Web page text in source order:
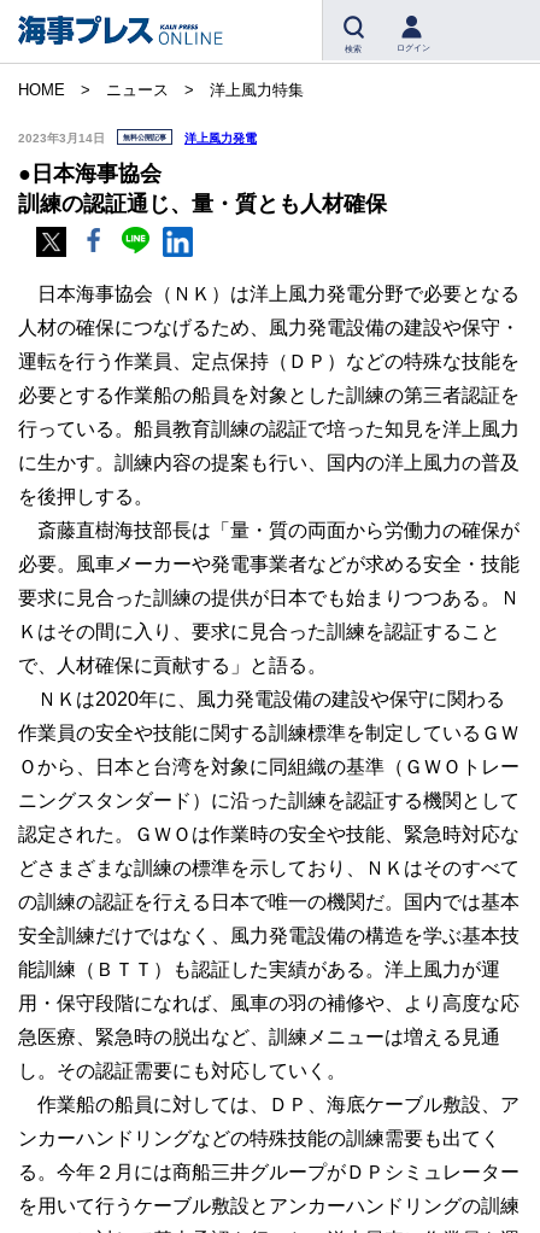
検索 ログイン
HOME ニュース 洋上風力特集
2023年3月14日 無料公開記事 洋上風力発電
●日本海事協会
訓練の認証通じ、量・質とも人材確保
日本海事協会（ＮＫ）は洋上風力発電分野で必要となる
人材の確保につなげるため、風力発電設備の建設や保守・
運転を行う作業員、定点保持（ＤＰ）などの特殊な技能を
必要とする作業船の船員を対象とした訓練の第三者認証を
行っている。船員教育訓練の認証で培った知見を洋上風力
に生かす。訓練内容の提案も行い、国内の洋上風力の普及
を後押しする。
斎藤直樹海技部長は「量・質の両面から労働力の確保が
必要。風車メーカーや発電事業者などが求める安全・技能
要求に見合った訓練の提供が日本でも始まりつつある。Ｎ
Ｋはその間に入り、要求に見合った訓練を認証すること
で、人材確保に貢献する」と語る。
ＮＫは2020年に、風力発電設備の建設や保守に関わる
作業員の安全や技能に関する訓練標準を制定しているＧＷ
Ｏから、日本と台湾を対象に同組織の基準（ＧＷＯトレー
ニングスタンダード）に沿った訓練を認証する機関として
認定された。ＧＷＯは作業時の安全や技能、緊急時対応な
どさまざまな訓練の標準を示しており、ＮＫはそのすべて
の訓練の認証を行える日本で唯一の機関だ。国内では基本
安全訓練だけではなく、風力発電設備の構造を学ぶ基本技
能訓練（ＢＴＴ）も認証した実績がある。洋上風力が運
用・保守段階になれば、風車の羽の補修や、より高度な応
急医療、緊急時の脱出など、訓練メニューは増える見通
し。その認証需要にも対応していく。
作業船の船員に対しては、ＤＰ、海底ケーブル敷設、ア
ンカーハンドリングなどの特殊技能の訓練需要も出てく
る。今年２月には商船三井グループがＤＰシミュレーター
を用いて行うケーブル敷設とアンカーハンドリングの訓練